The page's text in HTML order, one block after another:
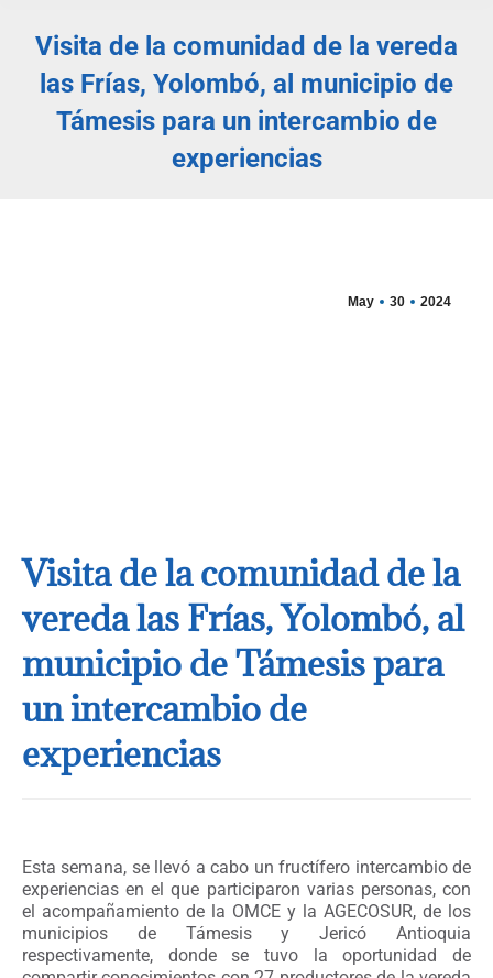
Visita de la comunidad de la vereda
las Frías, Yolombó, al municipio de
Támesis para un intercambio de
experiencias
May 30 2024
Visita de la comunidad de la
vereda las Frías, Yolombó, al
municipio de Támesis para
un intercambio de
experiencias
Esta semana, se llevó a cabo un fructífero intercambio de
experiencias en el que participaron varias personas, con
el acompañamiento de la OMCE y la AGECOSUR, de los
municipios de Támesis y Jericó Antioquia
respectivamente, donde se tuvo la oportunidad de